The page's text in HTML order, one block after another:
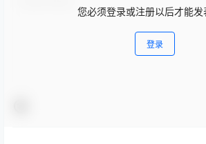
您必须登录或注册以后才能发
登录